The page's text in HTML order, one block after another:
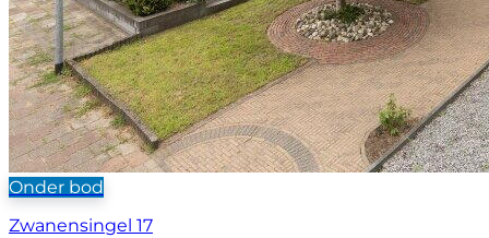
Onder bod
Zwanensingel 17